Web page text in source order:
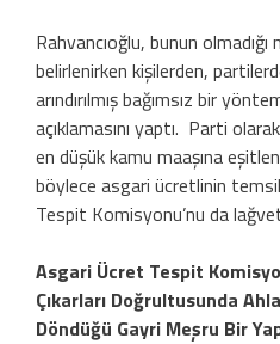
Rahvancıoğlu, bunun
belirlenirken kişilerden,
arındırılmış bağımsız bir
açıklamasını yaptı. Parti
en düşük kamu maaşına
böylece asgari ücretlinin
Tespit Komisyonu’nu da
Asgari Ücret Tespit
Çıkarları Doğrultusunda
Döndüğü Gayri Meşru Bir